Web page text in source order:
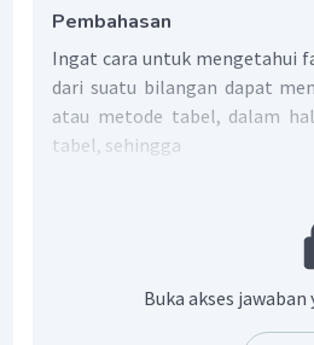
Pembahasan
Ingat cara untuk mengetahui
dari suatu bilangan dapat
atau metode tabel, dalam
tabel, sehingga
Buka akses